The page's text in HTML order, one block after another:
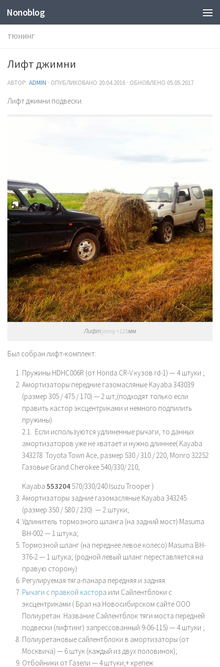
Nonoblog
ТЮНИНГ
Лифт джимни
АВТОР: ADMIN · ОПУБЛИКОВАНО 20.04.2016 · ОБНОВЛЕНО 05.05.2017
Лифт джимни подвески.
Лифт jimny +125мм
Был собран лифт-комплект:
Пружины HDHC006R (от Honda CR-V кузов rd-1) — 4 штуки ;
Амортизаторы передние газомасляные Kayaba 343039
(размер 305 / 475 / 170) — 2 шт;(подходят только если
править кастор эксцентриками и немного подпилить
пружины)
2.1. Если используются удлиненные рычаги, то данных
амортизаторов уже не хватает и нужно длиннее( Kayaba
343278 Toyota Town Ace, размер 530 / 310 / 220, Monro 32252
Газовые Grand Cherokee 540/330/ 210,
Kayaba 553204 570/330/240 Isuzu Trooper )
Амортизаторы задние газомасляные Kayaba 343245
(размер 350 / 580 / 230) — 2 штуки;
Удлинитель тормозного шланга (на задний мост) Masuma
BH-002 — 1 штука;
Тормозной шланг (на переднее левое колесо) Masuma BH-
376-2 — 1 штука; (родной левый шланг переставляется на
правую сторону)
Регулируемая тяга-панара передняя и задняя.
Рычаги с правкой кастора или Сайлентблоки с
эксцентриками ( Брал на Новосибирском сайте ООО
Полиуретан. Название Сайлентблок тяги моста передней
подвески (лифтинг) запрессованный 9-06-115) — 4 штуки ;
Полиуретановые сайлентблоки в амортизаторы (от
Москвича) — 6 штук (каждый из двух половинок);
Отбойники от Газели — 4 штуки;+ крепеж